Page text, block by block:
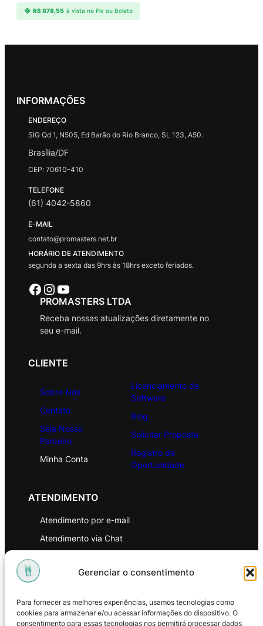
Gerenciar o consentimento
Para fornecer as melhores experiências, usamos tecnologias como
cookies para armazenar e/ou acessar informações do dispositivo. O
consentimento para essas tecnologias nos permitirá processar dados
R$878,55 à vista no Pix ou Boleto
INFORMAÇÕES
ENDEREÇO
SIG Qd 1, N505, Ed Barão do Rio Branco, SL 123, A50.
Brasília/DF
CEP: 70610-410
TELEFONE
(61) 4042-5860
E-MAIL
contato@promasters.net.br
HORÁRIO DE ATENDIMENTO
segunda a sexta das 9hrs às 18hrs exceto feriados.
Facebook Instagram Youtube
PROMASTERS LTDA
Receba nossas atualizações diretamente no
seu e-mail.
CLIENTE
Sobre Nós
Contato
Seja Nosso
Parceiro
Minha Conta
Licenciamento de
Software
Blog
Solicitar Proposta
Registro de
Oportunidade
ATENDIMENTO
Atendimento por e-mail
Atendimento via Chat
Política de Privacidade